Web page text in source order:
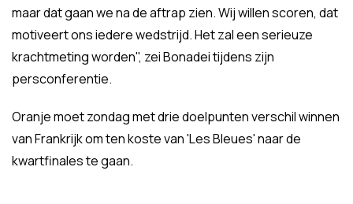
maar dat gaan we na de aftrap zien. Wij willen scoren, dat
motiveert ons iedere wedstrijd. Het zal een serieuze
krachtmeting worden", zei Bonadei tijdens zijn
persconferentie.
Oranje moet zondag met drie doelpunten verschil winnen
van Frankrijk om ten koste van 'Les Bleues' naar de
kwartfinales te gaan.